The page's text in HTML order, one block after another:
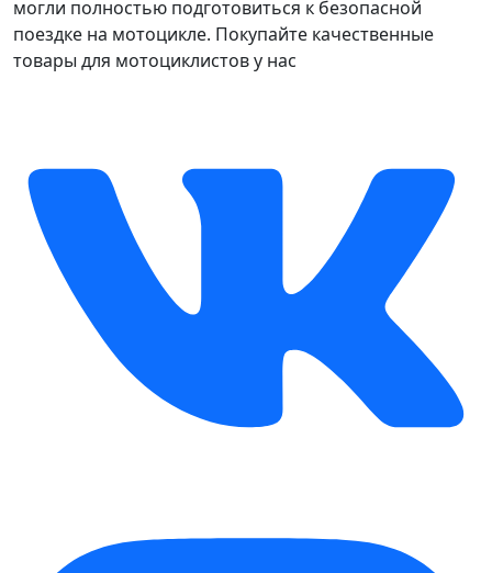
могли полностью подготовиться к безопасной
поездке на мотоцикле. Покупайте качественные
товары для мотоциклистов у нас